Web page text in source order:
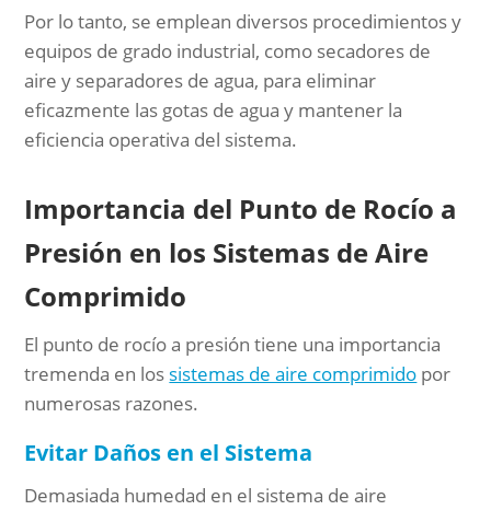
Por lo tanto, se emplean diversos procedimientos y
equipos de grado industrial, como secadores de
aire y separadores de agua, para eliminar
eficazmente las gotas de agua y mantener la
eficiencia operativa del sistema.
Importancia del Punto de Rocío a
Presión en los Sistemas de Aire
Comprimido
El punto de rocío a presión tiene una importancia
tremenda en los sistemas de aire comprimido por
numerosas razones.
Evitar Daños en el Sistema
Demasiada humedad en el sistema de aire